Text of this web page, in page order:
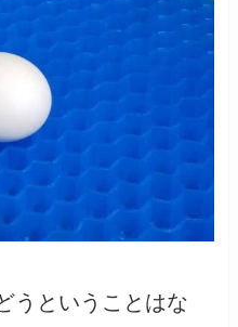
うということはな